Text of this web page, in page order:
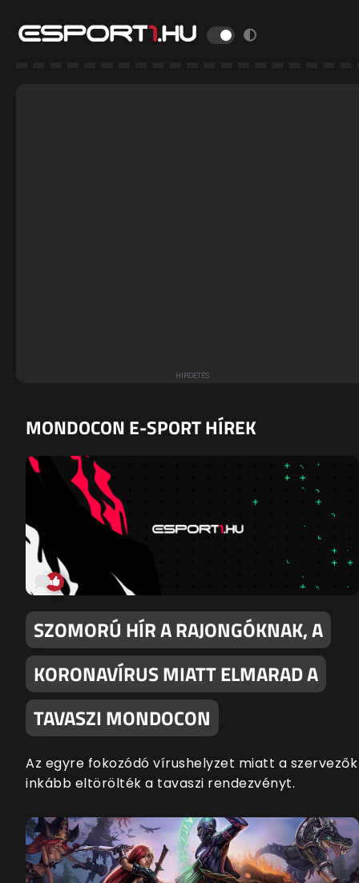
MONDOCON E-SPORT HÍREK
SZOMORÚ HÍR A RAJONGÓKNAK, A
KORONAVÍRUS MIATT ELMARAD A
TAVASZI MONDOCON
Az egyre fokozódó vírushelyzet miatt a szervezők
inkább eltörölték a tavaszi rendezvényt.